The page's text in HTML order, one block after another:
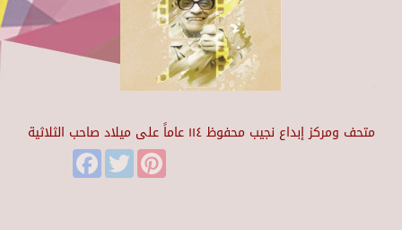
متحف ومركز إبداع نجيب محفوظ ١١٤ عاماً على ميلاد صاحب الثلاثية
FacebookTwitter